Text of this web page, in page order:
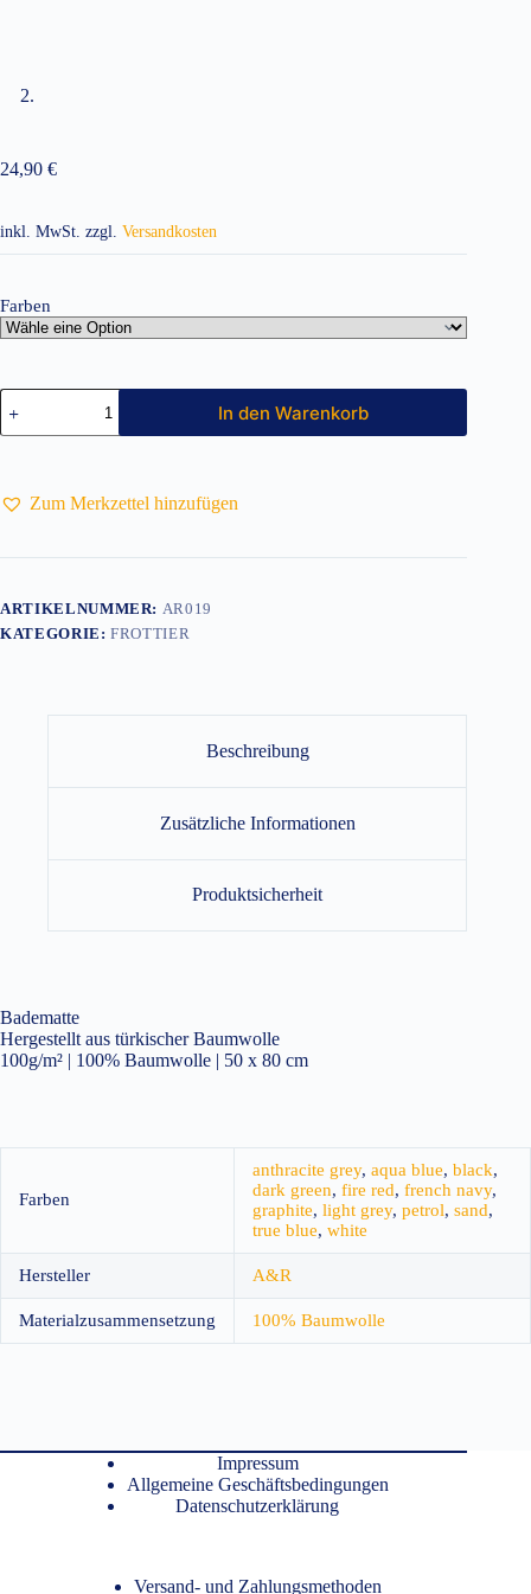
24,90 €
inkl. MwSt. zzgl. Versandkosten
Farben
Badematte
50
x
AR019
Menge
In den Warenkorb
Zum Merkzettel hinzufügen
ARTIKELNUMMER: AR019
KATEGORIE:FROTTIER
Beschreibung
Zusätzliche Informationen
Produktsicherheit
Badematte
Hergestellt aus türkischer Baumwolle
100g/m² | 100% Baumwolle | 50 x 80 cm
Farben
anthracite grey, aqua blue, black,
dark green, fire red, french navy,
graphite, light grey, petrol, sand,
true blue, white
Hersteller A&R
Materialzusammensetzung 100% Baumwolle
Impressum
Allgemeine Geschäftsbedingungen
Datenschutzerklärung
Versand- und Zahlungsmethoden